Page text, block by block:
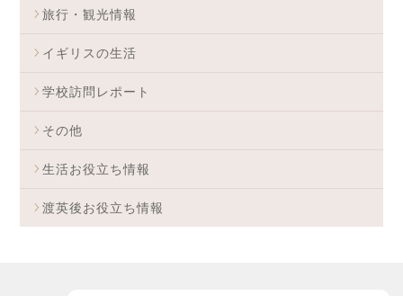
旅行・観光情報
イギリスの生活
学校訪問レポート
その他
生活お役立ち情報
渡英後お役立ち情報